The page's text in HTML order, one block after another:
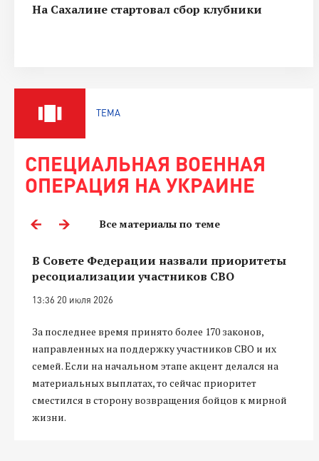
На Сахалине стартовал сбор клубники
ТЕМА
СПЕЦИАЛЬНАЯ ВОЕННАЯ
ОПЕРАЦИЯ НА УКРАИНЕ
Все материалы по теме
В Совете Федерации назвали приоритеты
ресоциализации участников СВО
13:36 20 июля 2026
За последнее время принято более 170 законов,
направленных на поддержку участников СВО и их
семей. Если на начальном этапе акцент делался на
материальных выплатах, то сейчас приоритет
сместился в сторону возвращения бойцов к мирной
жизни.